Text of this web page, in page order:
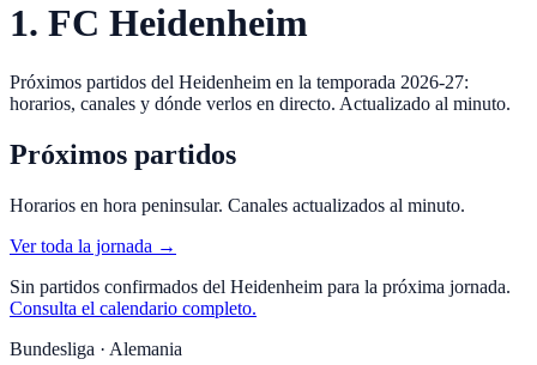
1. FC Heidenheim
Próximos partidos del Heidenheim en la temporada 2026-27:
horarios, canales y dónde verlos en directo. Actualizado al minuto.
Próximos partidos
Horarios en hora peninsular. Canales actualizados al minuto.
Ver toda la jornada →
Sin partidos confirmados del Heidenheim para la próxima jornada.
Consulta el calendario completo.
Bundesliga · Alemania